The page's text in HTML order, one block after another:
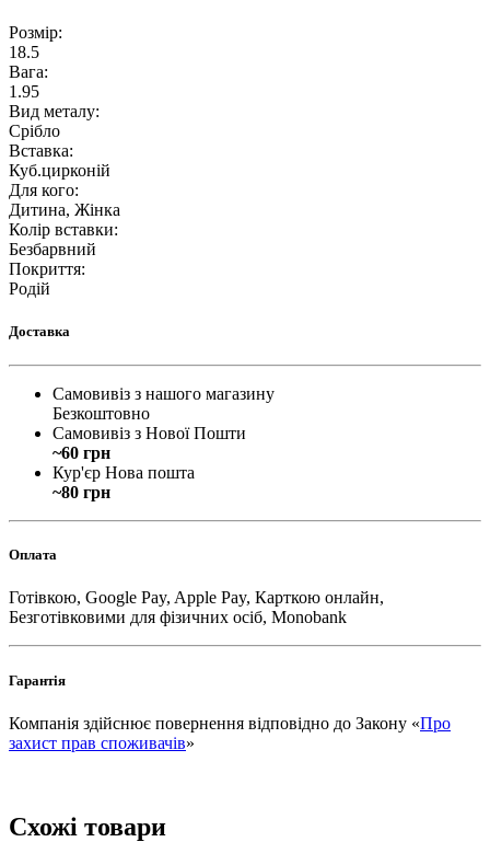
Розмір:
18.5
Вага:
1.95
Вид металу:
Срібло
Вставка:
Куб.цирконій
Для кого:
Дитина, Жінка
Колір вставки:
Безбарвний
Покриття:
Родій
Доставка
Самовивіз з нашого магазину
Безкоштовно
Самовивіз з Нової Пошти
~60 грн
Кур'єр Нова пошта
~80 грн
Оплата
Готівкою, Google Pay, Apple Pay, Карткою онлайн,
Безготівковими для фізичних осіб, Monobank
Гарантія
Компанія здійснює повернення відповідно до Закону «Про
захист прав споживачів»
Схожі товари